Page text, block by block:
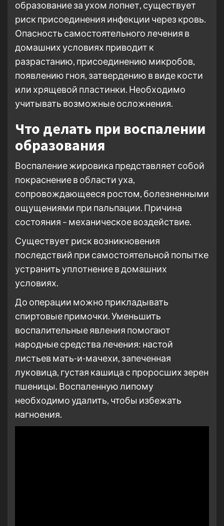
образование за ухом лопнет, существует
риск присоединения инфекции через кровь.
Опасность самостоятельного лечения в
домашних условиях приводит к
разрастанию, присоединению микробов,
появлению гноя, затвердению в виде кости
или хрящевой пластинки. Необходимо
учитывать возможные осложнения.
Что делать при воспалении
образования
Воспаление жировика представляет собой
покраснение в области уха,
сопровождающееся ростом, болезненными
ощущениями при пальпации. Причина
состояния – механическое воздействие.
Существует риск возникновения
последствий при самостоятельной попытке
устранить уплотнение в домашних
условиях.
До операции можно прикладывать
спиртовые примочки. Уменьшить
воспалительные явления помогают
народные средства лечения: настой
листьев мать-и-мачехи, запеченная
луковица, густая кашица с проросших зерен
пшеницы. Воспаленную липому
необходимо удалить, чтобы избежать
нагноения.